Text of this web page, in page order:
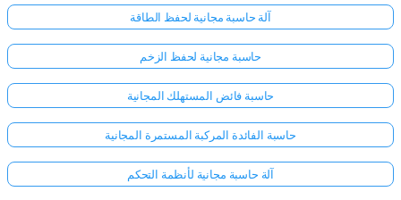
آلة حاسبة مجانية لحفظ الطاقة
حاسبة مجانية لحفظ الزخم
حاسبة فائض المستهلك المجانية
حاسبة الفائدة المركبة المستمرة المجانية
آلة حاسبة مجانية لأنظمة التحكم